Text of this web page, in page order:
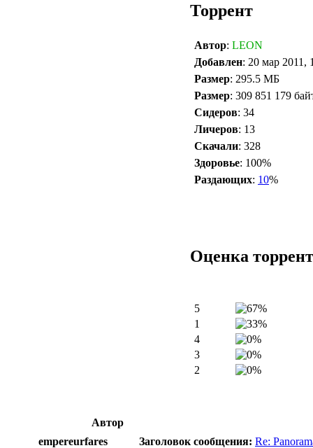
Торрент
Автор: LEON
Добавлен: 20 мар 2011,
Размер: 295.5 МБ
Размер: 309 851 179
Сидеров: 34
Личеров: 13
Скачали: 328
Здоровье: 100%
Раздающих: 10%
Оценка
5
1
4
3
2
Автор
empereurfares
Заголовок сообщения: Re: